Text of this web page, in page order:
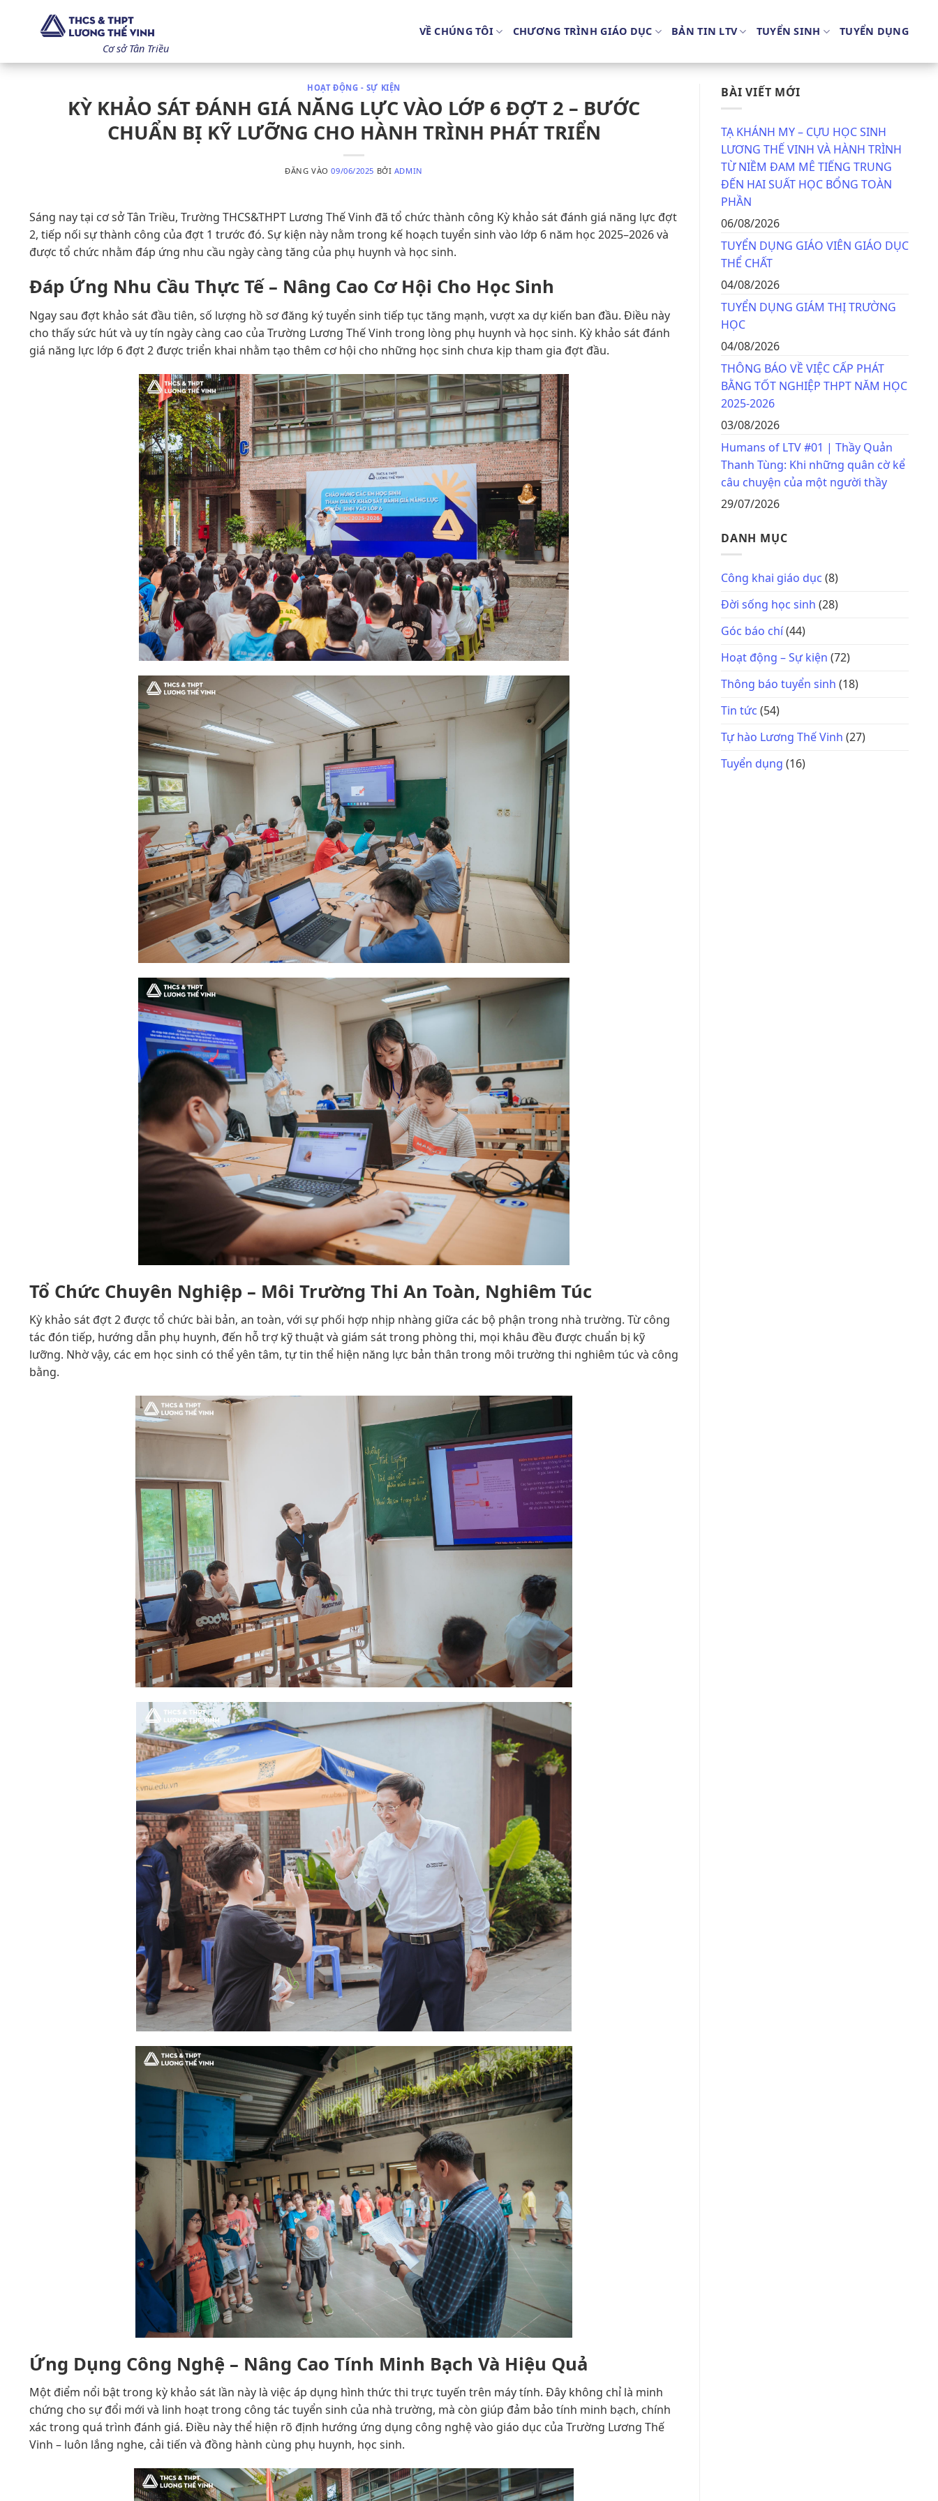
dung
Cơ sở Tân Triều
VỀ CHÚNG TÔI CHƯƠNG TRÌNH GIÁO DỤC BẢN TIN LTV TUYỂN SINH TUYỂN DỤNG
HOẠT ĐỘNG - SỰ KIỆN
KỲ KHẢO SÁT ĐÁNH GIÁ NĂNG LỰC VÀO LỚP 6 ĐỢT 2 – BƯỚC
CHUẨN BỊ KỸ LƯỠNG CHO HÀNH TRÌNH PHÁT TRIỂN
ĐĂNG VÀO09/06/2025 BỞI ADMIN
Sáng nay tại cơ sở Tân Triều, Trường THCS&THPT Lương Thế Vinh đã tổ chức thành công Kỳ khảo sát đánh giá năng lực đợt
2, tiếp nối sự thành công của đợt 1 trước đó. Sự kiện này nằm trong kế hoạch tuyển sinh vào lớp 6 năm học 2025–2026 và
được tổ chức nhằm đáp ứng nhu cầu ngày càng tăng của phụ huynh và học sinh.
Đáp Ứng Nhu Cầu Thực Tế – Nâng Cao Cơ Hội Cho Học Sinh
Ngay sau đợt khảo sát đầu tiên, số lượng hồ sơ đăng ký tuyển sinh tiếp tục tăng mạnh, vượt xa dự kiến ban đầu. Điều này
cho thấy sức hút và uy tín ngày càng cao của Trường Lương Thế Vinh trong lòng phụ huynh và học sinh. Kỳ khảo sát đánh
giá năng lực lớp 6 đợt 2 được triển khai nhằm tạo thêm cơ hội cho những học sinh chưa kịp tham gia đợt đầu.
Tổ Chức Chuyên Nghiệp – Môi Trường Thi An Toàn, Nghiêm Túc
Kỳ khảo sát đợt 2 được tổ chức bài bản, an toàn, với sự phối hợp nhịp nhàng giữa các bộ phận trong nhà trường. Từ công
tác đón tiếp, hướng dẫn phụ huynh, đến hỗ trợ kỹ thuật và giám sát trong phòng thi, mọi khâu đều được chuẩn bị kỹ
lưỡng. Nhờ vậy, các em học sinh có thể yên tâm, tự tin thể hiện năng lực bản thân trong môi trường thi nghiêm túc và công
bằng.
Ứng Dụng Công Nghệ – Nâng Cao Tính Minh Bạch Và Hiệu Quả
Một điểm nổi bật trong kỳ khảo sát lần này là việc áp dụng hình thức thi trực tuyến trên máy tính. Đây không chỉ là minh
chứng cho sự đổi mới và linh hoạt trong công tác tuyển sinh của nhà trường, mà còn giúp đảm bảo tính minh bạch, chính
xác trong quá trình đánh giá. Điều này thể hiện rõ định hướng ứng dụng công nghệ vào giáo dục của Trường Lương Thế
Vinh – luôn lắng nghe, cải tiến và đồng hành cùng phụ huynh, học sinh.
BÀI VIẾT MỚI
TẠ KHÁNH MY – CỰU HỌC SINH
LƯƠNG THẾ VINH VÀ HÀNH TRÌNH
TỪ NIỀM ĐAM MÊ TIẾNG TRUNG
ĐẾN HAI SUẤT HỌC BỔNG TOÀN
PHẦN
06/08/2026
TUYỂN DỤNG GIÁO VIÊN GIÁO DỤC
THỂ CHẤT
04/08/2026
TUYỂN DỤNG GIÁM THỊ TRƯỜNG
HỌC
04/08/2026
THÔNG BÁO VỀ VIỆC CẤP PHÁT
BẰNG TỐT NGHIỆP THPT NĂM HỌC
2025-2026
03/08/2026
Humans of LTV #01 | Thầy Quản
Thanh Tùng: Khi những quân cờ kể
câu chuyện của một người thầy
29/07/2026
DANH MỤC
Công khai giáo dục (8)
Đời sống học sinh (28)
Góc báo chí(44)
Hoạt động – Sự kiện (72)
Thông báo tuyển sinh (18)
Tin tức (54)
Tự hào Lương Thế Vinh (27)
Tuyển dụng (16)